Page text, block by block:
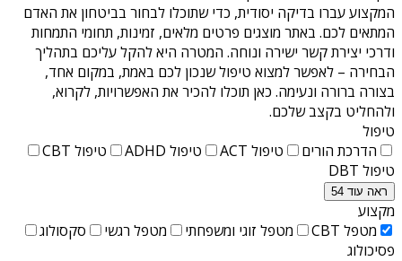
המקצוע עברו בדיקה יסודית, כדי שתוכלו לבחור בביטחון את האדם
המתאים לכם. באתר מוצגים פרטים מלאים, זמינות, תחומי התמחות
ודרכי יצירת קשר ישירה ונוחה. המטרה היא להקל עליכם בתהליך
הבחירה – לאפשר למצוא טיפול שנכון לכם באמת, במקום אחד,
בצורה ברורה ונעימה. כאן תוכלו להכיר את האפשרויות, לקרוא,
ולהחליט בקצב שלכם.
טיפול
הדרכת הורים
טיפול ACT טיפול ADHD
טיפול CBT
טיפול DBT
ראה עוד 54
מקצוע
מטפל CBT
מטפל זוגי ומשפחתי מטפל רגשי
סקסולוג
פסיכולוג